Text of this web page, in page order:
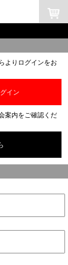
よりログインをお
イン
案内をご確認くだ